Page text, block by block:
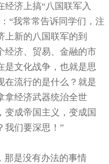
济上搞“八国联军入
“我常常告诉同学们，注
上新的八国联军的到
经济、贸易、金融的市
是文化战争，也就是思
在流行的是什么？就是
拿经济武器统治全世
变成帝国主义，变成国
我们要深思！”
是没有办法的事情